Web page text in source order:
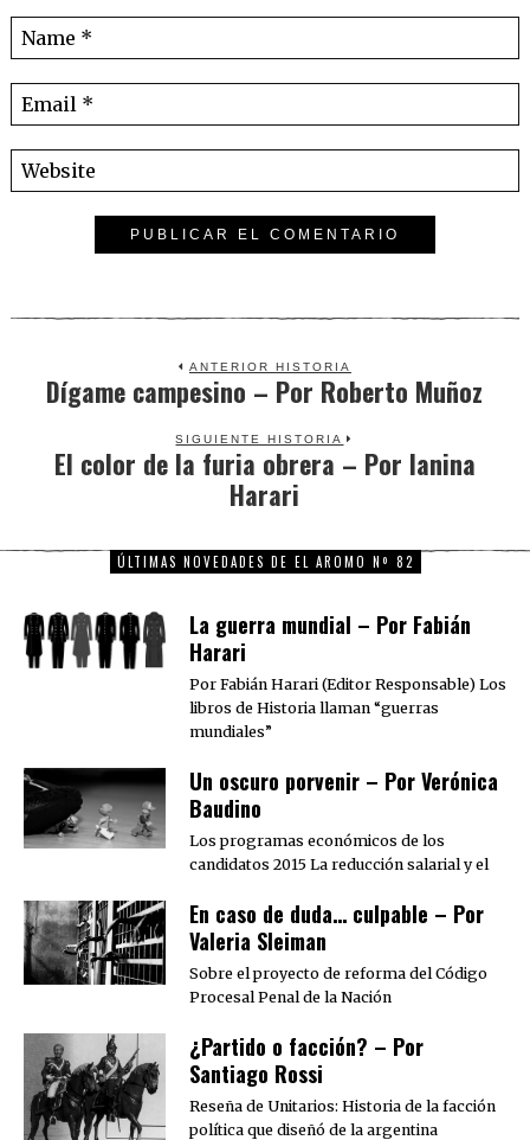
ANTERIOR HISTORIA
Previous
Dígame campesino – Por Roberto Muñoz
SIGUIENTE HISTORIA
Next
post:
El color de la furia obrera – Por Ianina
Harari
ÚLTIMAS NOVEDADES DE EL AROMO Nº 82
La guerra mundial – Por Fabián
Harari
Por Fabián Harari (Editor Responsable) Los
libros de Historia llaman “guerras
mundiales”
Un oscuro porvenir – Por Verónica
Baudino
Los programas económicos de los
candidatos 2015 La reducción salarial y el
En caso de duda… culpable – Por
Valeria Sleiman
Sobre el proyecto de reforma del Código
Procesal Penal de la Nación
¿Partido o facción? – Por
Santiago Rossi
Reseña de Unitarios: Historia de la facción
política que diseñó de la argentina